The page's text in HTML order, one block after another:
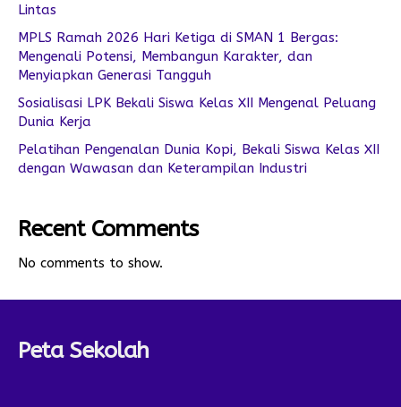
Lintas
MPLS Ramah 2026 Hari Ketiga di SMAN 1 Bergas:
Mengenali Potensi, Membangun Karakter, dan
Menyiapkan Generasi Tangguh
Sosialisasi LPK Bekali Siswa Kelas XII Mengenal Peluang
Dunia Kerja
Pelatihan Pengenalan Dunia Kopi, Bekali Siswa Kelas XII
dengan Wawasan dan Keterampilan Industri
Recent Comments
No comments to show.
Peta Sekolah